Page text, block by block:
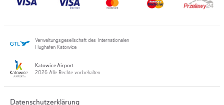
Verwaltungsgesellschaft des Internationalen
Flughafen Katowice
Katowice Airport
2026 Alle Rechte vorbehalten
Datenschutzerklärung